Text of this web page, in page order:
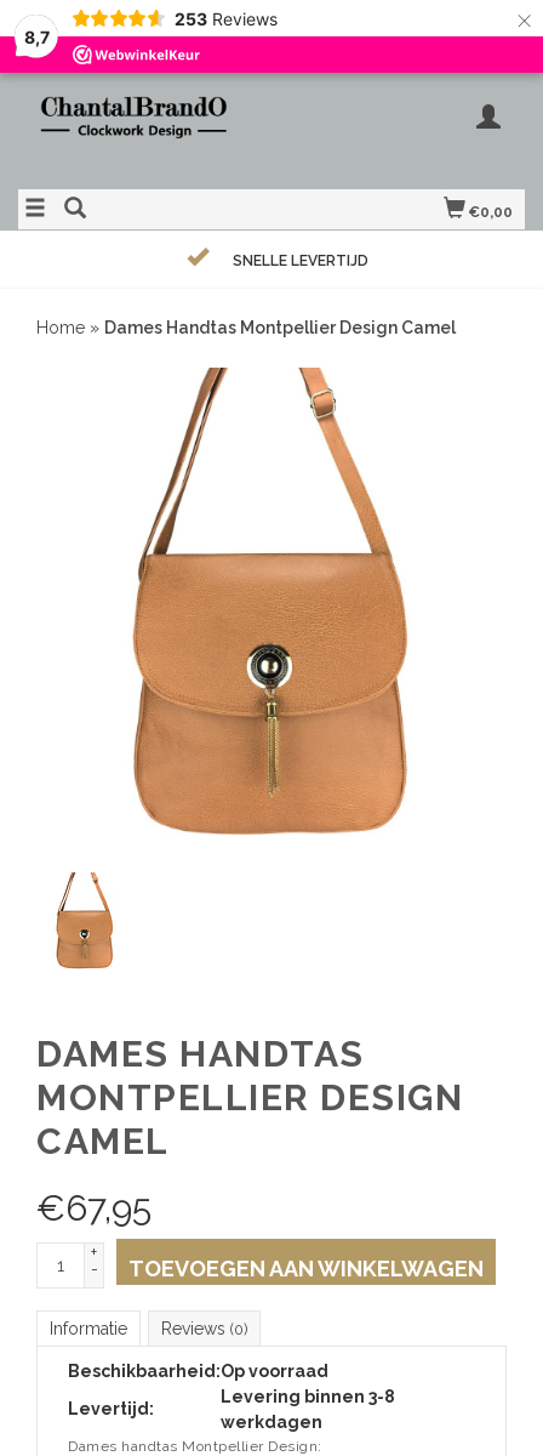
8,7
253 Reviews ×
€0,00
SNELLE LEVERTIJD
Home » Dames Handtas Montpellier Design Camel
DAMES HANDTAS
MONTPELLIER DESIGN
CAMEL
€67,95
+
-
TOEVOEGEN AAN WINKELWAGEN
Informatie Reviews (0)
Beschikbaarheid:Op voorraad
Levertijd:
Levering binnen 3-8
werkdagen
Dames handtas Montpellier Design: